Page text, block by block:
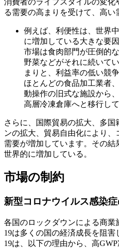
る需要の高まりを受けて、高い
例えば、利便性は、世界
に増加している大きな要
市場は食肉部門が圧倒的
野菜などがそれに続いて
まりと、利益率の低い競
ほとんどの食品加工業者
動操作の旧式な施設から
高層冷凍倉庫へと移行して
さらに、国際貿易の拡大、多
ンの拡大、貿易自由化により
需要が増加しています。その結
世界的に増加している。
市場の制約
新型コロナウイルス感染
各国のロックダウンによる商
19は多くの国の経済成長を阻
19は、以下の理由から、高